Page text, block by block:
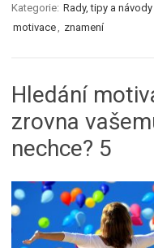
Kategorie: Rady, tipy a návody
motivace
znamení
Hledání
zrovna
nechce? 5